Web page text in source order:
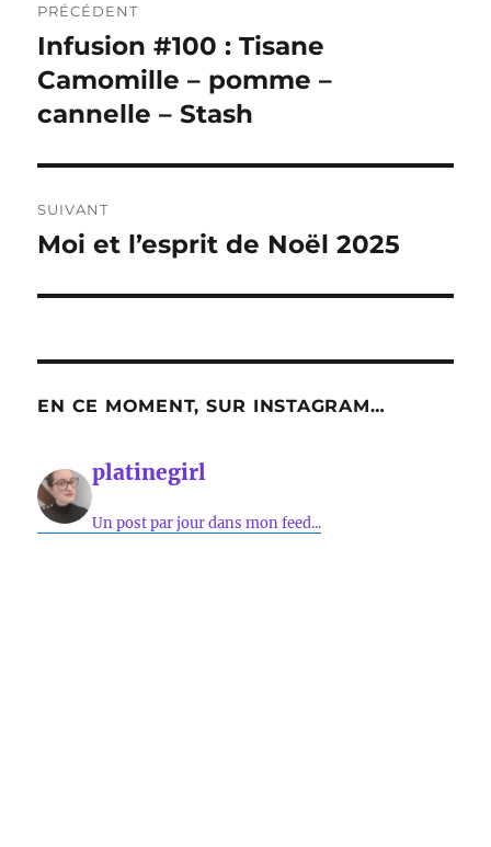
de
l’article
PRÉCÉDENT
Publication
précédente :
Infusion #100 : Tisane
Camomille – pomme –
cannelle – Stash
SUIVANT
Publication
Moi et l’esprit de Noël 2025
EN CE MOMENT, SUR INSTAGRAM…
platinegirl
Un post par jour dans mon feed...